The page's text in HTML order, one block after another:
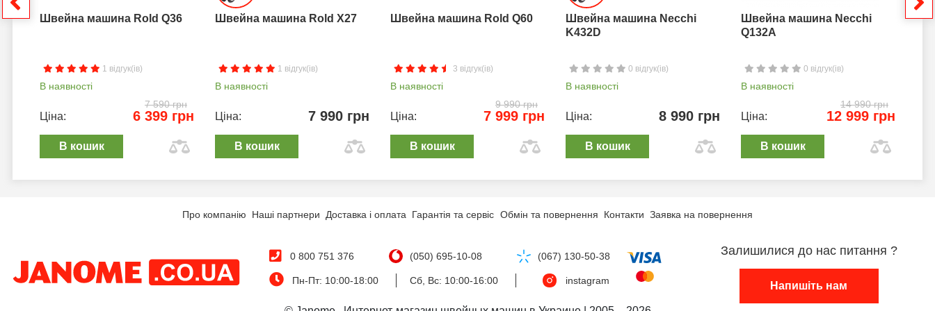
Швейна машина Rold Q36
1 відгук(ів)
В наявності
7 590 грн
Ціна: 6 399 грн
В кошик
Швейна машина Rold X27
1 відгук(ів)
В наявності
Ціна: 7 990 грн
В кошик
Швейна машина Rold Q60
3 відгук(ів)
В наявності
9 990 грн
Ціна: 7 999 грн
В кошик
Швейна машина Necchi
K432D
0 відгук(ів)
В наявності
Ціна: 8 990 грн
В кошик
Швейна машина Necchi
Q132A
0 відгук(ів)
В наявності
14 990 грн
Ціна: 12 999 грн
В кошик
Про компанію Наші партнери Доставка і оплата Гарантія та сервіс Обмін та повернення Контакти Заявка на повернення
0 800 751 376 (050) 695-10-08 (067) 130-50-38
Пн-Пт: 10:00-18:00 Сб, Вс: 10:00-16:00 instagram
Залишилися до нас питання ?
Напишіть нам